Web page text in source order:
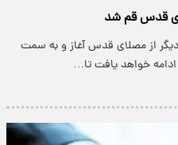
قدس قم شد
از مصلای قدس آغاز و به سمت
خواهد یافت تا…